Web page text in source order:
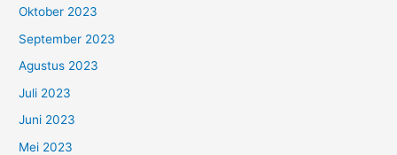
Oktober 2023
September 2023
Agustus 2023
Juli 2023
Juni 2023
Mei 2023